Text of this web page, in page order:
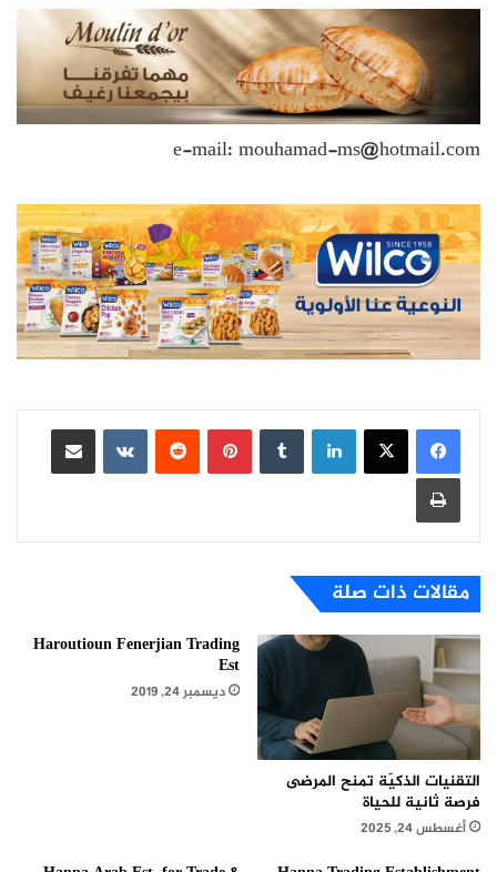
e-mail: mouhamad-ms@hotmail.com
لينكدإن بينتيريست
مشاركة عبر البريد
طباعة
مقالات ذات صلة
التقنيات الذكيّة تمنح المرضى
فرصة ثانية للحياة
أغسطس 24, 2025
Haroutioun Fenerjian Trading
Est
ديسمبر 24, 2019